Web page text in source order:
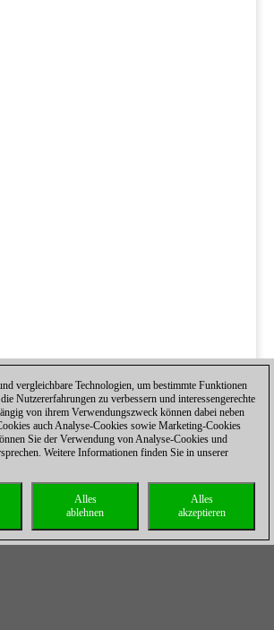
vergleichbare Technologien, um bestimmte Funktionen
Nutzererfahrungen zu verbessern und interessengerechte
von ihrem Verwendungszweck können dabei neben
auch Analyse-Cookies sowie Marketing-Cookies
Sie der Verwendung von Analyse-Cookies und
Weitere Informationen finden Sie in unserer
Alles
akzeptieren
Alles
ablehnen